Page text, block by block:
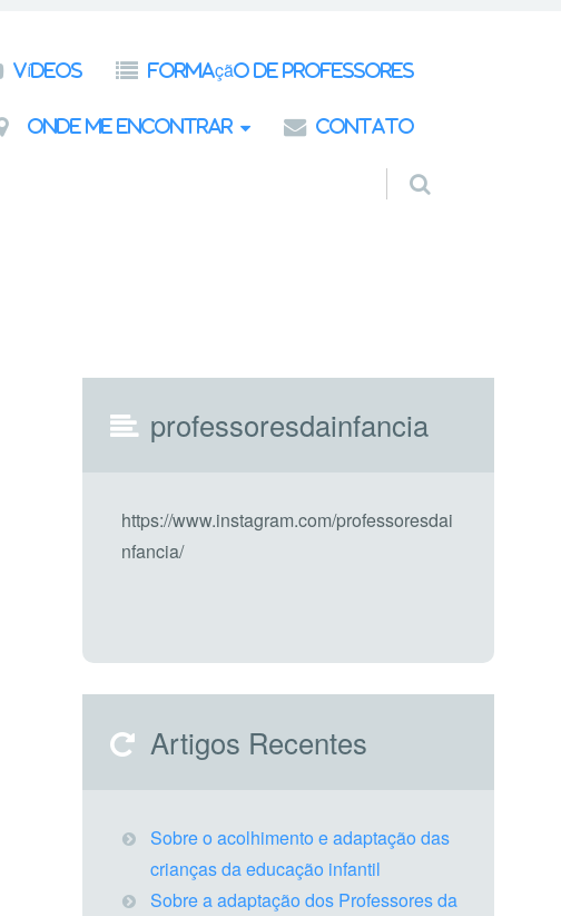
Vídeos Formação de Professores
Onde Me Encontrar Contato
professoresdainfancia
https://www.instagram.com/professoresdai
nfancia/
Artigos Recentes
Sobre o acolhimento e adaptação das
crianças da educação infantil
Sobre a adaptação dos Professores da